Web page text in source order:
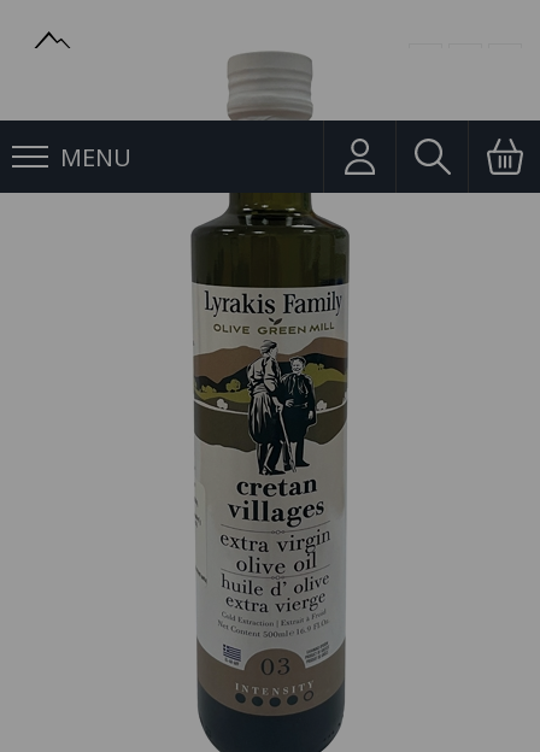
MENU
Olivový Olej Cretan Village 500ml Sklo
Olivový Olej Cretan Village 500ml Sklo
Přidat do oblíbených produktů
Foto produktu se může od skutečnosti mírně lišit.
56004100